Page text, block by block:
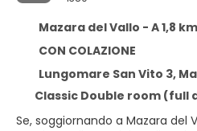
Mazara del Vallo - A 1,8
CON COLAZIONE
Lungomare San Vito 3,
Classic Double room (full
Se, soggiornando a Mazara del